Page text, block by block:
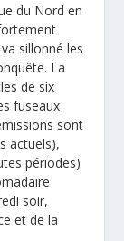
du Nord en
sillonné les
La
de six
fuseaux
sont
actuels),
périodes)
soir,
et de la